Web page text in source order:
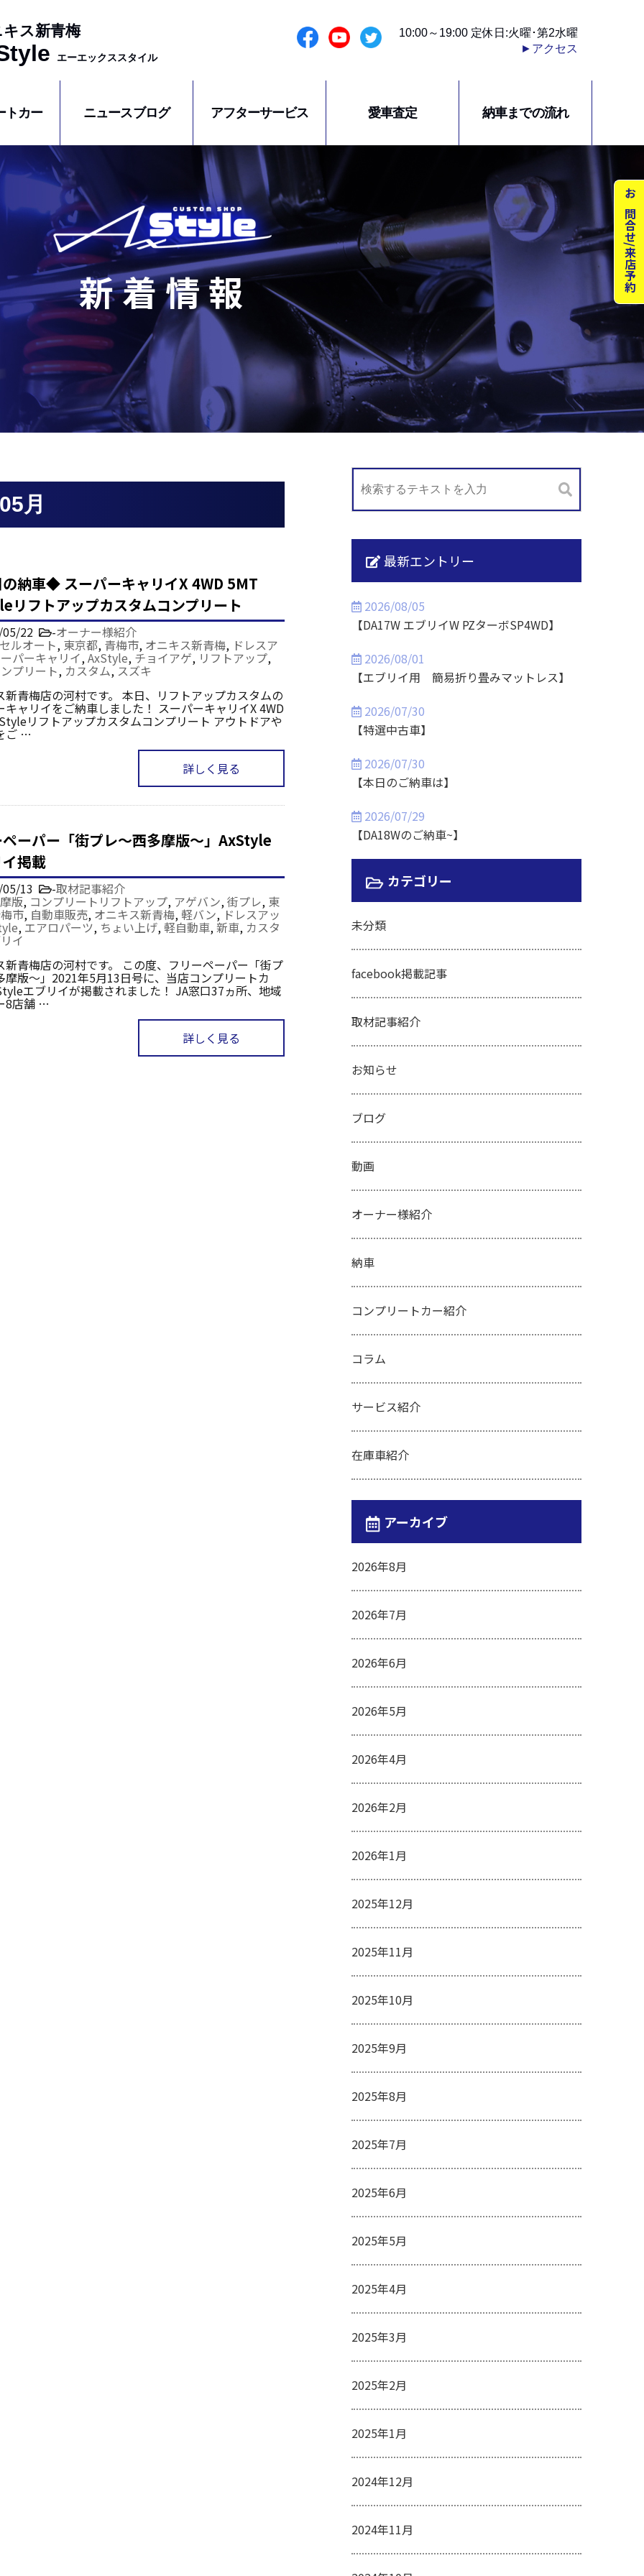
ス新青梅
エーエックススタイル
10:00～19:00 定休日:火曜･第2水曜
►アクセス
トカー ニュースブログ アフターサービス 愛車査定 納車までの流れ
新着情報
月
納車◆ スーパーキャリイX 4WD 5MT
リフトアップカスタムコンプリート
22 -オーナー様紹介
ルオート, 東京都, 青梅市, オニキス新青梅, ドレスア
パーキャリイ,AxStyle, チョイアゲ, リフトアップ,
プリート, カスタム, スズキ
新青梅店の河村です。 本日、リフトアップカスタムの
キャリイをご納車しました！ スーパーキャリイX 4WD
リフトアップカスタムコンプリート アウトドアや
ご …
詳しく見る
ペーパー「街プレ～西多摩版～」AxStyle
掲載
13 -取材記事紹介
版, コンプリートリフトアップ, アゲバン,街プレ, 東
市, 自動車販売, オニキス新青梅, 軽バン, ドレスアッ
,エアロパーツ, ちょい上げ, 軽自動車,新車, カスタ
イ
新青梅店の河村です。 この度、フリーペーパー「街プ
摩版～」2021年5月13日号に、当店コンプリートカ
エブリイが掲載されました！ JA窓口37ヵ所、地域
8店舗 …
詳しく見る
最新エントリー
2026/08/05
【DA17W エブリイW PZターボSP4WD】
2026/08/01
【エブリイ用 簡易折り畳みマットレス】
2026/07/30
【特選中古車】
2026/07/30
【本日のご納車は】
2026/07/29
【DA18Wのご納車~】
カテゴリー
未分類
facebook掲載記事
取材記事紹介
お知らせ
ブログ
動画
オーナー様紹介
納車
コンプリートカー紹介
コラム
サービス紹介
在庫車紹介
アーカイブ
2026年8月
2026年7月
2026年6月
2026年5月
2026年4月
2026年2月
2026年1月
2025年12月
2025年11月
2025年10月
2025年9月
2025年8月
2025年7月
2025年6月
2025年5月
2025年4月
2025年3月
2025年2月
2025年1月
2024年12月
2024年11月
お問合せ/来店予約